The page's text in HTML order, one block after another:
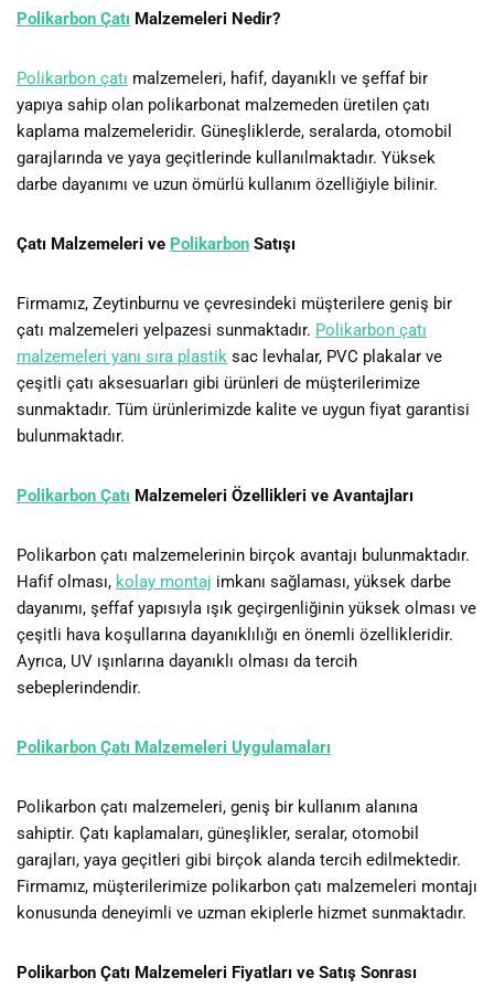
Polikarbon Çatı Malzemeleri Nedir?
Polikarbon çatı malzemeleri, hafif, dayanıklı ve şeffaf bir
yapıya sahip olan polikarbonat malzemeden üretilen çatı
kaplama malzemeleridir. Güneşliklerde, seralarda, otomobil
garajlarında ve yaya geçitlerinde kullanılmaktadır. Yüksek
darbe dayanımı ve uzun ömürlü kullanım özelliğiyle bilinir.
Çatı Malzemeleri ve Polikarbon Satışı
Firmamız, Zeytinburnu ve çevresindeki müşterilere geniş bir
çatı malzemeleri yelpazesi sunmaktadır. Polikarbon çatı
malzemeleri yanı sıra plastik sac levhalar, PVC plakalar ve
çeşitli çatı aksesuarları gibi ürünleri de müşterilerimize
sunmaktadır. Tüm ürünlerimizde kalite ve uygun fiyat garantisi
bulunmaktadır.
Polikarbon Çatı Malzemeleri Özellikleri ve Avantajları
Polikarbon çatı malzemelerinin birçok avantajı bulunmaktadır.
Hafif olması, kolay montaj imkanı sağlaması, yüksek darbe
dayanımı, şeffaf yapısıyla ışık geçirgenliğinin yüksek olması ve
çeşitli hava koşullarına dayanıklılığı en önemli özellikleridir.
Ayrıca, UV ışınlarına dayanıklı olması da tercih
sebeplerindendir.
Polikarbon Çatı Malzemeleri Uygulamaları
Polikarbon çatı malzemeleri, geniş bir kullanım alanına
sahiptir. Çatı kaplamaları, güneşlikler, seralar, otomobil
garajları, yaya geçitleri gibi birçok alanda tercih edilmektedir.
Firmamız, müşterilerimize polikarbon çatı malzemeleri montajı
konusunda deneyimli ve uzman ekiplerle hizmet sunmaktadır.
Polikarbon Çatı Malzemeleri Fiyatları ve Satış Sonrası